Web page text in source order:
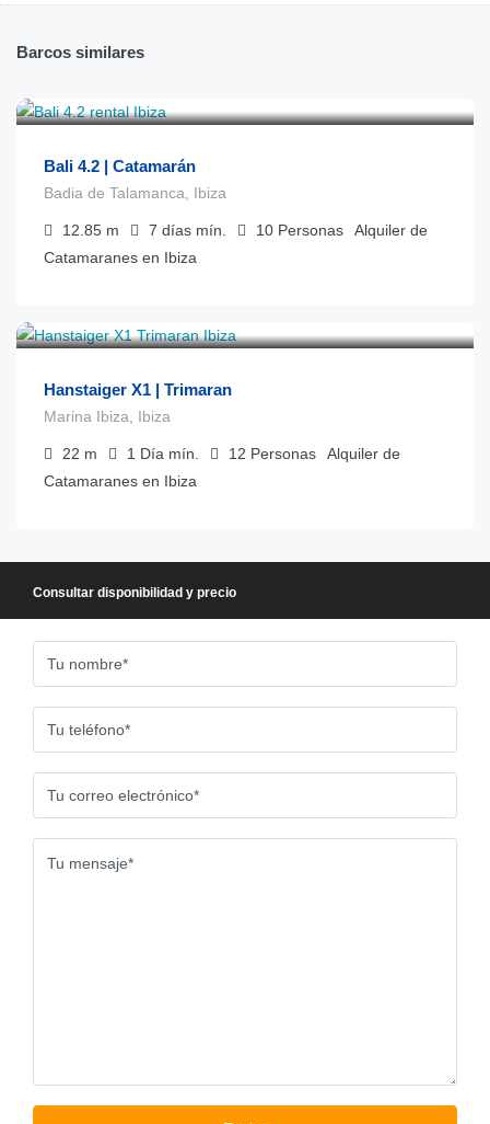
Barcos similares
Bali 4.2 | Catamarán
Badia de Talamanca, Ibiza
12.85 m 7 días mín. 10 Personas
Alquiler de
Catamaranes en Ibiza
Hanstaiger X1 | Trimaran
Marina Ibiza, Ibiza
22 m 1 Día mín. 12 Personas
Alquiler de
Catamaranes en Ibiza
Consultar disponibilidad y precio